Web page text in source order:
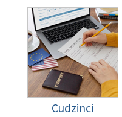
Cudzinci